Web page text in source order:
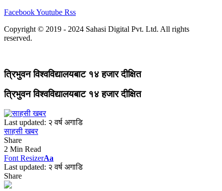
FacebookYoutube Rss
Copyright © 2019 - 2024 Sahasi Digital Pvt. Ltd. All rights
reserved.
त्रिभुवन विश्वविद्यालयबाट १४ हजार दीक्षित
त्रिभुवन विश्वविद्यालयबाट १४ हजार दीक्षित
Last updated: २ वर्ष अगाडि
साहसी खबर
Share
2 Min Read
Font ResizerAa
Last updated: २ वर्ष अगाडि
Share